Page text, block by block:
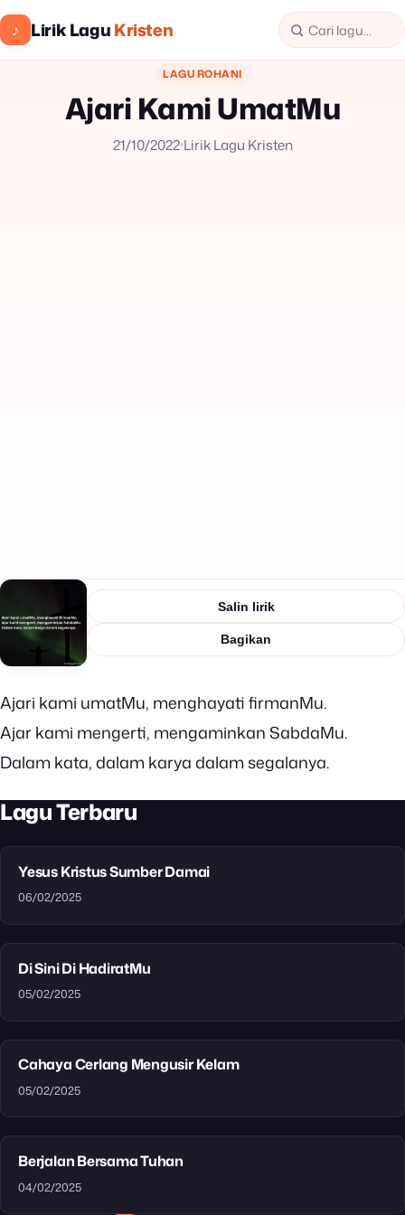
♪ Lirik LaguKristen
LAGU ROHANI
Ajari Kami UmatMu
21/10/2022Lirik Lagu Kristen
Salin lirik
Bagikan
Ajari kami umatMu, menghayati firmanMu.
Ajar kami mengerti, mengaminkan SabdaMu.
Dalam kata, dalam karya dalam segalanya.
Lagu Terbaru
Yesus Kristus Sumber Damai
06/02/2025
Di Sini Di HadiratMu
05/02/2025
Cahaya Cerlang Mengusir Kelam
05/02/2025
Berjalan Bersama Tuhan
04/02/2025